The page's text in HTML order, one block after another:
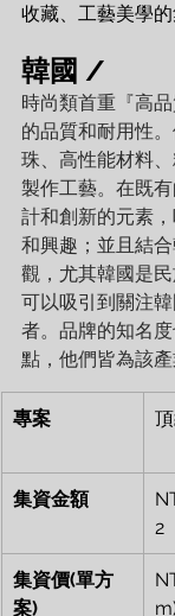
收藏、工藝美學的
韓國 /
時尚類首重『高
的品質和耐用性
珠、高性能材料
製作工藝。在既
計和創新的元素
和興趣；並且結
觀，尤其韓國是
可以吸引到關注
者。品牌的知名
點，他們皆為該產
專案
集資金額
2
集資價(單方
案)